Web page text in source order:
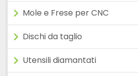
Mole e Frese per CNC
Dischi da taglio
Utensili diamantati